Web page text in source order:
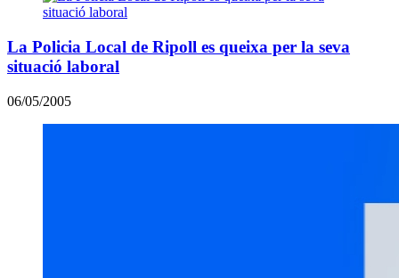
La Policia Local de Ripoll es queixa per la seva
situació laboral
06/05/2005